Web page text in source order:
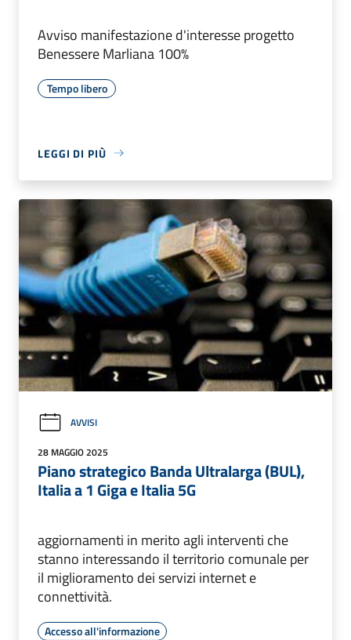
Avviso manifestazione d'interesse progetto
Benessere Marliana 100%
Tempo libero
LEGGI DI PIÙ
AVVISI
28 MAGGIO 2025
Piano strategico Banda Ultralarga (BUL),
Italia a 1 Giga e Italia 5G
aggiornamenti in merito agli interventi che
stanno interessando il territorio comunale per
il miglioramento dei servizi internet e
connettività.
Accesso all'informazione